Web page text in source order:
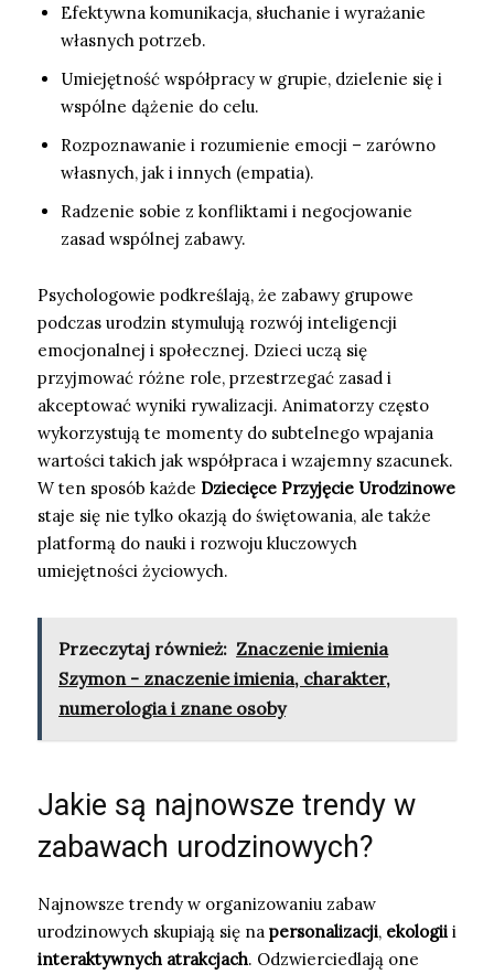
Efektywna komunikacja, słuchanie i wyrażanie
własnych potrzeb.
Umiejętność współpracy w grupie, dzielenie się i
wspólne dążenie do celu.
Rozpoznawanie i rozumienie emocji – zarówno
własnych, jak i innych (empatia).
Radzenie sobie z konfliktami i negocjowanie
zasad wspólnej zabawy.
Psychologowie podkreślają, że zabawy grupowe
podczas urodzin stymulują rozwój inteligencji
emocjonalnej i społecznej. Dzieci uczą się
przyjmować różne role, przestrzegać zasad i
akceptować wyniki rywalizacji. Animatorzy często
wykorzystują te momenty do subtelnego wpajania
wartości takich jak współpraca i wzajemny szacunek.
W ten sposób każde Dziecięce Przyjęcie Urodzinowe
staje się nie tylko okazją do świętowania, ale także
platformą do nauki i rozwoju kluczowych
umiejętności życiowych.
Przeczytaj również: Znaczenie imienia
Szymon - znaczenie imienia, charakter,
numerologia i znane osoby
Jakie są najnowsze trendy w
zabawach urodzinowych?
Najnowsze trendy w organizowaniu zabaw
urodzinowych skupiają się na personalizacji, ekologii i
interaktywnych atrakcjach. Odzwierciedlają one